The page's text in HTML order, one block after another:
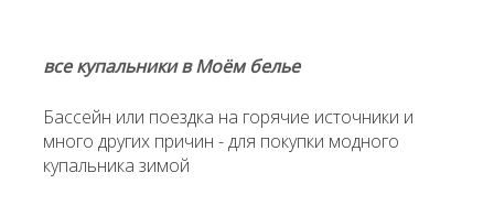
все купальники в Моём белье
Бассейн или поездка на горячие источники и
много других причин - для покупки модного
купальника зимой